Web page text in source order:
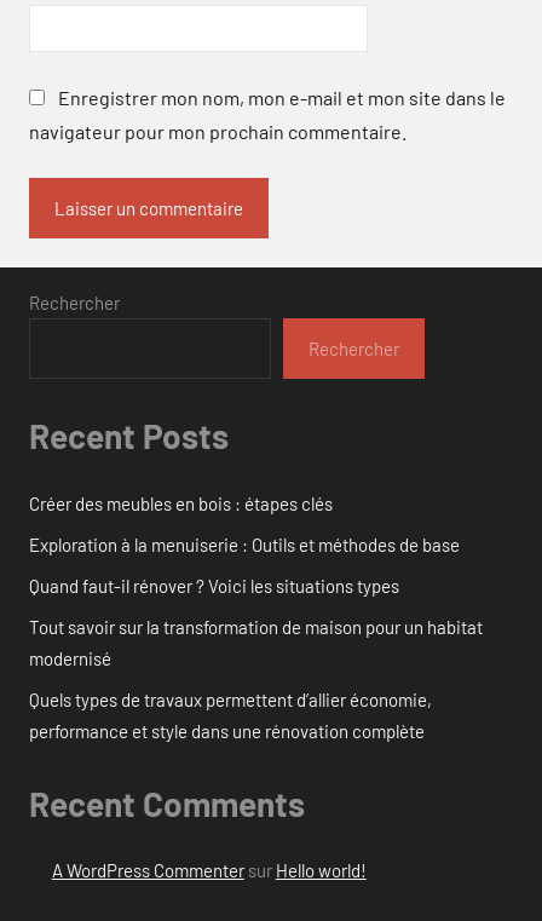
Enregistrer mon nom, mon e-mail et mon site dans le
navigateur pour mon prochain commentaire.
Rechercher
Rechercher
Recent Posts
Créer des meubles en bois : étapes clés
Exploration à la menuiserie : Outils et méthodes de base
Quand faut-il rénover ? Voici les situations types
Tout savoir sur la transformation de maison pour un habitat
modernisé
Quels types de travaux permettent d’allier économie,
performance et style dans une rénovation complète
Recent Comments
A WordPress Commentersur Hello world!